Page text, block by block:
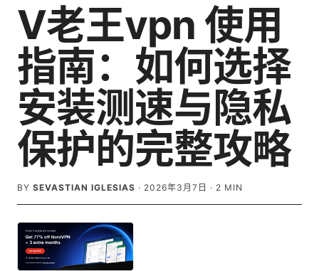
V老王vpn 使用
指南：如何选择
安装测速与隐私
保护的完整攻略
BY SEVASTIAN IGLESIAS · 2026年3月7日 · 2 MIN